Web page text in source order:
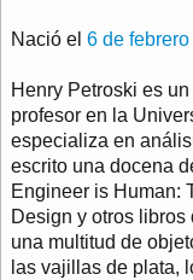
Nació el 6 de febrero
Henry Petroski es
profesor en la
especializa en
escrito una docena
Engineer is Human:
Design y otros
una multitud de
las vajillas de plata,